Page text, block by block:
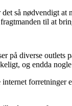
så nødvendigt
til at
på diverse
og endda